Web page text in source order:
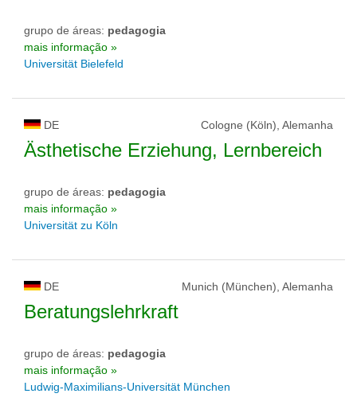
grupo de áreas: pedagogia
mais informação »
Universität Bielefeld
DE Cologne (Köln), Alemanha
Ästhetische Erziehung, Lernbereich
grupo de áreas: pedagogia
mais informação »
Universität zu Köln
DE Munich (München), Alemanha
Beratungslehrkraft
grupo de áreas: pedagogia
mais informação »
Ludwig-Maximilians-Universität München